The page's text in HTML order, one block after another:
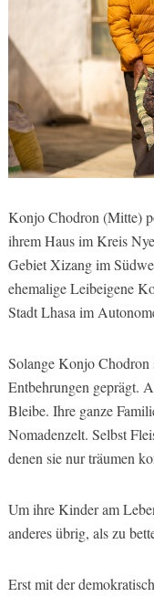
Konjo Chodron (Mitte)
ihrem Haus im Kreis
Gebiet Xizang im
ehemalige Leibeigene
Stadt Lhasa im
Solange Konjo
Entbehrungen geprägt.
Bleibe. Ihre ganze
Nomadenzelt. Selbst
denen sie nur träumen
Um ihre Kinder am
anderes übrig, als zu
Erst mit der